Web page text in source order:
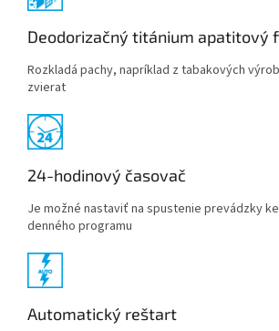
Deodorizačný titánium apatitový
Rozkladá pachy, napríklad z tabakových
zvierat
24-hodinový časovač
Je možné nastaviť na spustenie prevádzky
denného programu
Automatický reštart